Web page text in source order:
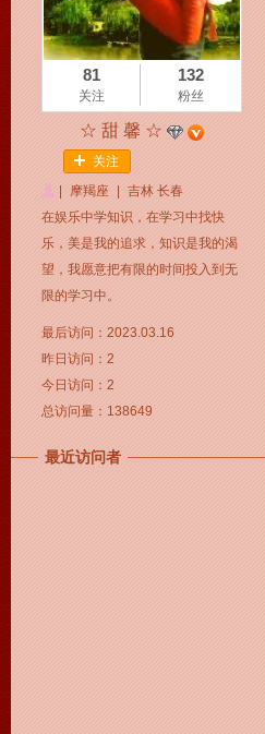
81
关注
132
粉丝
☆ 甜 馨 ☆
关注
摩羯座
吉林 长春
在娱乐中学知识，在学习中找快
乐，美是我的追求，知识是我的渴
望，我愿意把有限的时间投入到无
限的学习中。
最后访问：2023.03.16
昨日访问：2
今日访问：2
总访问量：138649
最近访问者